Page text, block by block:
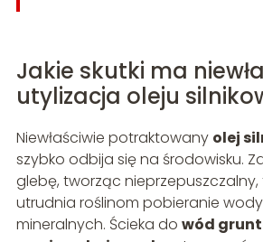
Jakie skutki ma
utylizacja oleju
Niewłaściwie potraktowany olej
szybko odbija się na środowisku.
glebę, tworząc nieprzepuszczalny,
utrudnia roślinom pobieranie wody
mineralnych. Ścieka do wód